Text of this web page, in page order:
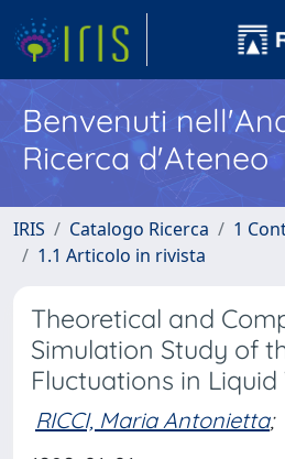
Benvenuti
Ricerca d'Ateneo
IRIS Catalogo Ricerca
1
1.1 Articolo in rivista
Theoretical and
Simulation Study of
Fluctuations in
RICCI, Maria Antonietta;